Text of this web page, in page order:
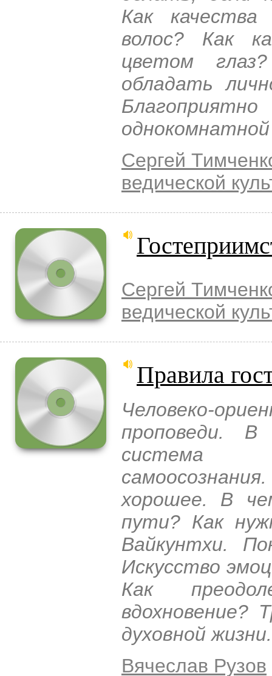
Как
волос? Как
цветом
обладать
Сергей
ведической
Сергей
ведической
Правила
Человеко-
проповеди. В
система
хорошее. В
пути? Как
Вайкунтхи.
Искусство
Как
вдохновение?
духовной жизни.
Вячеслав Рузов